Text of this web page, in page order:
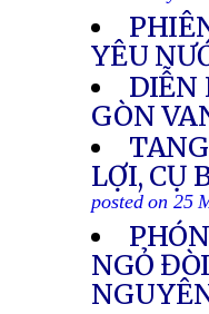
YÊU
DIỄN
GÒN
LỢI, CỤ
posted on 25
NGỎ